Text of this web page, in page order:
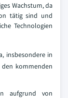
Wachstum, da
tätig sind und
Technologien
insbesondere in
kommenden
aufgrund von